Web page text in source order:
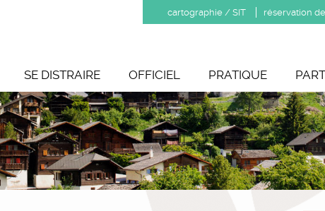
cartographie / SIT réservation
SE DISTRAIRE OFFICIEL PRATIQUE